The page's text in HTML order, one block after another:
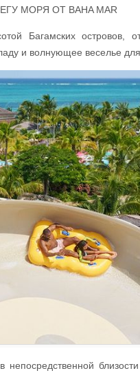
МОРЯ ОТ BAHA MAR
Багамских островов,
и волнующее веселье для
непосредственной